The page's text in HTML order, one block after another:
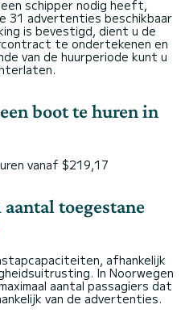
schipper nodig heeft,
31 advertenties beschikbaar
is bevestigd, dient u de
te ondertekenen en
van de huurperiode kunt u
boot te huren in
vanaf $219,17
toegestane
afhankelijk
In Noorwegen
aantal passagiers dat
van de advertenties.